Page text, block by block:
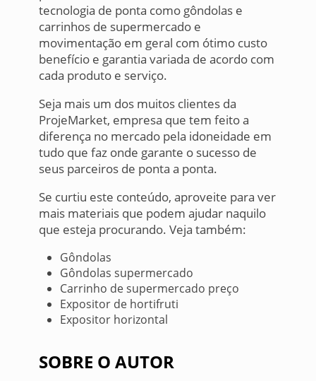
tecnologia de ponta como gôndolas e
carrinhos de supermercado e
movimentação em geral com ótimo custo
benefício e garantia variada de acordo com
cada produto e serviço.
Seja mais um dos muitos clientes da
ProjeMarket, empresa que tem feito a
diferença no mercado pela idoneidade em
tudo que faz onde garante o sucesso de
seus parceiros de ponta a ponta.
Se curtiu este conteúdo, aproveite para ver
mais materiais que podem ajudar naquilo
que esteja procurando. Veja também:
Gôndolas
Gôndolas supermercado
Carrinho de supermercado preço
Expositor de hortifruti
Expositor horizontal
SOBRE O AUTOR